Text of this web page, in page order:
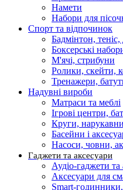
Намети
Набори для
Спорт та відпочинок
Бадмінтон,
Боксерські
М'ячі, стрибуни
Ролики, скейти,
Тренажери,
Надувні вироби
Матраси та меблі
Ігрові центри,
Круги,
Басейни і
Насоси, човни,
Гаджети та аксесуари
Аудіо-гаджети та
Аксесуари для
Smart-годинники,